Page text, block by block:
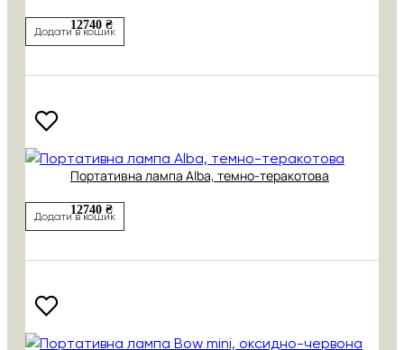
12740 ₴
Додати в кошик
Портативна лампа Alba, темно-теракотова
12740 ₴
Додати в кошик